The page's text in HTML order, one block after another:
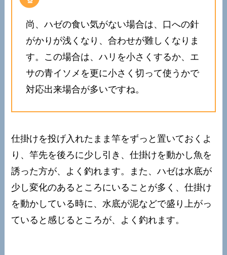
尚、ハゼの食い気がない場合は、口への針
がかりが浅くなり、合わせが難しくなりま
す。この場合は、ハリを小さくするか、エ
サの青イソメを更に小さく切って使うかで
対応出来場合が多いですね。
仕掛けを投げ入れたまま竿をずっと置いておくよ
り、竿先を後ろに少し引き、仕掛けを動かし魚を
誘った方が、よく釣れます。また、ハゼは水底が
少し変化のあるところにいることが多く、仕掛け
を動かしている時に、水底が泥などで盛り上がっ
ていると感じるところが、よく釣れます。